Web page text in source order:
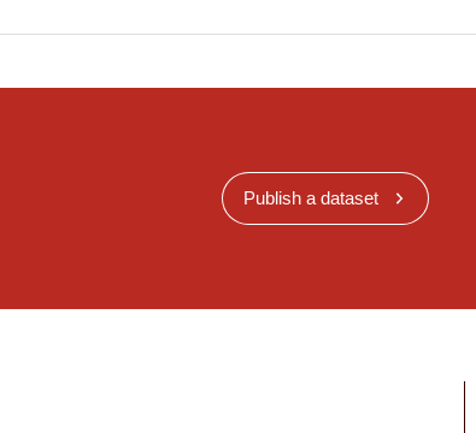
Publish a dataset